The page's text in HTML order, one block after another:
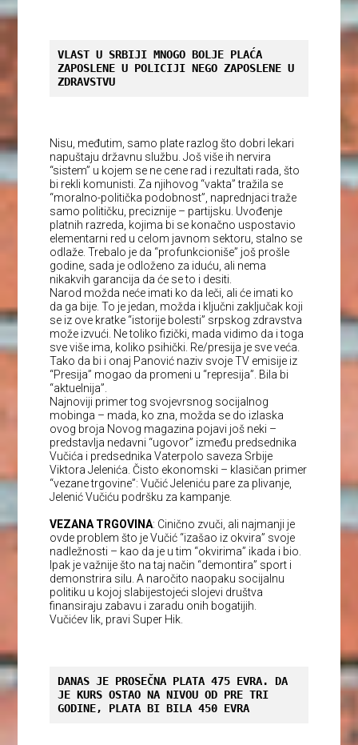
VLAST U SRBIJI MNOGO BOLJE PLAĆA
ZAPOSLENE U POLICIJI NEGO ZAPOSLENE U
ZDRAVSTVU
Nisu, međutim, samo plate razlog što dobri lekari
napuštaju državnu službu. Još više ih nervira
“sistem” u kojem se ne cene rad i rezultati rada, što
bi rekli komunisti. Za njihovog “vakta” tražila se
“moralno-politička podobnost”, naprednjaci traže
samo političku, preciznije – partijsku. Uvođenje
platnih razreda, kojima bi se konačno uspostavio
elementarni red u celom javnom sektoru, stalno se
odlaže. Trebalo je da “profunkcioniše” još prošle
godine, sada je odloženo za iduću, ali nema
nikakvih garancija da će se to i desiti.
Narod možda neće imati ko da leči, ali će imati ko
da ga bije. To je jedan, možda i ključni zaključak koji
se iz ove kratke “istorije bolesti” srpskog zdravstva
može izvući. Ne toliko fizički, mada vidimo da i toga
sve više ima, koliko psihički. Re/presija je sve veća.
Tako da bi i onaj Panović naziv svoje TV emisije iz
“Presija” mogao da promeni u “represija”. Bila bi
“aktuelnija”.
Najnoviji primer tog svojevrsnog socijalnog
mobinga – mada, ko zna, možda se do izlaska
ovog broja Novog magazina pojavi još neki –
predstavlja nedavni “ugovor” između predsednika
Vučića i predsednika Vaterpolo saveza Srbije
Viktora Jelenića. Čisto ekonomski – klasičan primer
“vezane trgovine”: Vučić Jeleniću pare za plivanje,
Jelenić Vučiću podršku za kampanje.
VEZANA TRGOVINA: Cinično zvuči, ali najmanji je
ovde problem što je Vučić “izašao iz okvira” svoje
nadležnosti – kao da je u tim “okvirima” ikada i bio.
Ipak je važnije što na taj način “demontira” sport i
demonstrira silu. A naročito naopaku socijalnu
politiku u kojoj slabijestojeći slojevi društva
finansiraju zabavu i zaradu onih bogatijih.
Vučićev lik, pravi Super Hik.
DANAS JE PROSEČNA PLATA 475 EVRA. DA
JE KURS OSTAO NA NIVOU OD PRE TRI
GODINE, PLATA BI BILA 450 EVRA